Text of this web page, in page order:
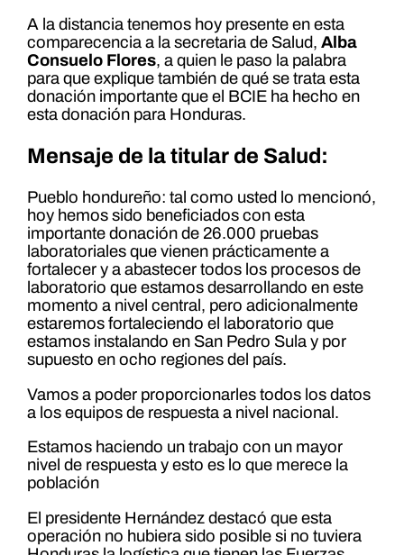
A la distancia tenemos hoy presente en esta
comparecencia a la secretaria de Salud, Alba
Consuelo Flores, a quien le paso la palabra
para que explique también de qué se trata esta
donación importante que el BCIE ha hecho en
esta donación para Honduras.
Mensaje de la titular de Salud:
Pueblo hondureño: tal como usted lo mencionó,
hoy hemos sido beneficiados con esta
importante donación de 26.000 pruebas
laboratoriales que vienen prácticamente a
fortalecer y a abastecer todos los procesos de
laboratorio que estamos desarrollando en este
momento a nivel central, pero adicionalmente
estaremos fortaleciendo el laboratorio que
estamos instalando en San Pedro Sula y por
supuesto en ocho regiones del país.
Vamos a poder proporcionarles todos los datos
a los equipos de respuesta a nivel nacional.
Estamos haciendo un trabajo con un mayor
nivel de respuesta y esto es lo que merece la
población
El presidente Hernández destacó que esta
operación no hubiera sido posible si no tuviera